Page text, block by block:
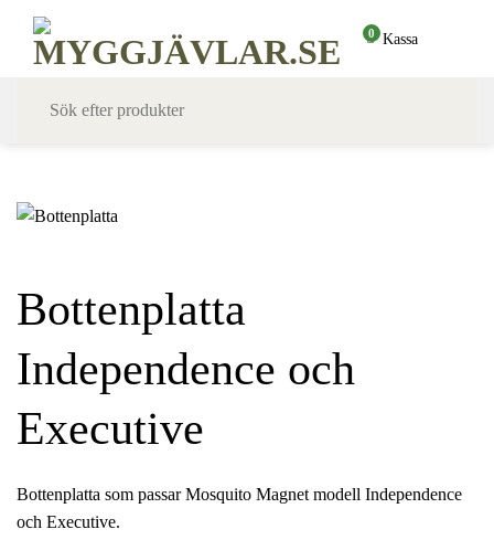
content
Kassa
0
Bottenplatta
Independence och
Executive
Bottenplatta som passar Mosquito Magnet modell Independence
och Executive.